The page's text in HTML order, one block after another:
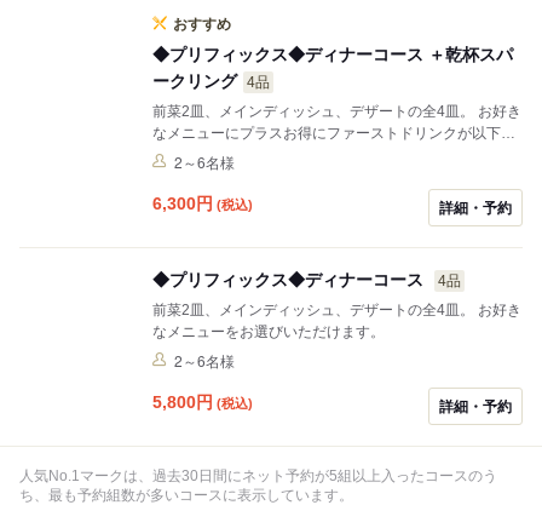
おすすめ
◆プリフィックス◆ディナーコース ＋乾杯スパ
ークリング 4品
前菜2皿、メインディッシュ、デザートの全4皿。 お好き
なメニューにプラスお得にファーストドリンクが以下よ
りお選びいただけます。 （スパークリングワイン、又は
2～6名様
6,300円 (税込) 詳細・予約
◆プリフィックス◆ディナーコース
4品
前菜2皿、メインディッシュ、デザートの全4皿。 お好き
なメニューをお選びいただけます。
2～6名様
5,800円 (税込) 詳細・予約
人気No.1マークは、過去30日間にネット予約が5組以上入ったコースのう
ち、最も予約組数が多いコースに表示しています。